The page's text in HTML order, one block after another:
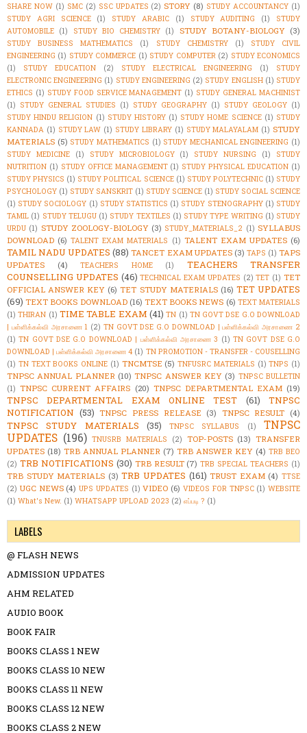
SHARE NOW (1) SMC (2) SSC UPDATES (2) STORY (8) STUDY ACCOUNTANCY (1)
STUDY AGRI SCIENCE
(1) STUDY ARABIC (1) STUDY AUDITING (1)
STUDY
AUTOMOBILE (1) STUDY BIO CHEMISTRY (1) STUDY BOTANY-BIOLOGY (3)
STUDY BUSINESS MATHEMATICS (1) STUDY CHEMISTRY (1)
STUDY CIVIL
ENGINEERING (1) STUDY COMMERCE (1) STUDY COMPUTER (2) STUDY ECONOMICS
(1)
STUDY EDUCATION (2) STUDY ELECTRICAL ENGINEERING (1)
STUDY
ELECTRONIC ENGINEERING (1) STUDY ENGINEERING (2) STUDY ENGLISH (1) STUDY
ETHICS (1) STUDY FOOD SERVICE MANAGEMENT (1) STUDY GENERAL MACHINIST
(1) STUDY GENERAL STUDIES (1) STUDY GEOGRAPHY (1) STUDY GEOLOGY (1)
STUDY HINDU RELIGION (1) STUDY HISTORY (1) STUDY HOME SCIENCE (1) STUDY
KANNADA (1) STUDY LAW (1) STUDY LIBRARY (1) STUDY MALAYALAM (1) STUDY
MATERIALS (5) STUDY MATHEMATICS (1) STUDY MECHANICAL ENGINEERING (1)
STUDY MEDICINE
(1) STUDY MICROBIOLOGY (1) STUDY NURSING (1)
STUDY
NUTRITION (1) STUDY OFFICE MANAGEMENT (1) STUDY PHYSICAL EDUCATION (1)
STUDY PHYSICS (1) STUDY POLITICAL SCIENCE (1) STUDY POLYTECHNIC (1) STUDY
PSYCHOLOGY (1) STUDY SANSKRIT (1) STUDY SCIENCE (1) STUDY SOCIAL SCIENCE
(1) STUDY SOCIOLOGY (1) STUDY STATISTICS (1) STUDY STENOGRAPHY (1) STUDY
TAMIL (1) STUDY TELUGU (1) STUDY TEXTILES (1) STUDY TYPE WRITING (1) STUDY
URDU (1) STUDY ZOOLOGY-BIOLOGY (3) STUDY_MATERIALS_2 (1) SYLLABUS
DOWNLOAD (6) TALENT EXAM MATERIALS (1) TALENT EXAM UPDATES (6)
TAMIL NADU UPDATES (88) TANCET EXAM UPDATES (3) TAPS (1) TAPS
UPDATES
(4) TEACHERS HOME (1)
TEACHERS TRANSFER
COUNSELLING UPDATES (46) TECHNICAL EXAM UPDATES (2) TET (1) TET
OFFICIAL ANSWER KEY (6) TET STUDY MATERIALS (16) TET UPDATES
(69) TEXT BOOKS DOWNLOAD (16) TEXT BOOKS NEWS (6) TEXT MATERIALS
(1) THIRAN (1) TIME TABLE EXAM (41) TN (1) TN GOVT DSE G.O DOWNLOAD
| பள்ளிக்கல்வி அரசாணை 1 (2) TN GOVT DSE G.O DOWNLOAD | பள்ளிக்கல்வி அரசாணை 2
(1) TN GOVT DSE G.O DOWNLOAD | பள்ளிக்கல்வி அரசாணை 3 (1) TN GOVT DSE G.O
DOWNLOAD | பள்ளிக்கல்வி அரசாணை 4 (1) TN PROMOTION - TRANSFER - COUSELLING
(1) TN TEXT BOOKS ONLINE (1) TNCMTSE (5) TNFUSRC MATERIALS (1) TNPS (1)
TNPSC ANNUAL PLANNER (10) TNPSC ANSWER KEY (3) TNPSC BULLETIN
(1) TNPSC CURRENT AFFAIRS (20) TNPSC DEPARTMENTAL EXAM (19)
TNPSC DEPARTMENTAL EXAM ONLINE TEST (61)
TNPSC
NOTIFICATION (53) TNPSC PRESS RELEASE (3) TNPSC RESULT (4)
TNPSC STUDY MATERIALS (35) TNPSC SYLLABUS (1)
TNPSC
UPDATES (196) TNUSRB MATERIALS (2) TOP-POSTS (13) TRANSFER
UPDATES (18) TRB ANNUAL PLANNER (7) TRB ANSWER KEY (4) TRB BEO
(2) TRB NOTIFICATIONS (30) TRB RESULT (7) TRB SPECIAL TEACHERS (1)
TRB STUDY MATERIALS (3) TRB UPDATES (161) TRUST EXAM (4) TTSE
(2) UGC NEWS (4) UPS UPDATES (1) VIDEO (6) VIDEOS FOR TNPSC (1) WEBSITE
(1) What's New. (1) WHATSAPP UPLOAD 2023 (2) எப்படி ? (1)
LABELS
@ FLASH NEWS
ADMISSION UPDATES
AHM RELATED
AUDIO BOOK
BOOK FAIR
BOOKS CLASS 1 NEW
BOOKS CLASS 10 NEW
BOOKS CLASS 11 NEW
BOOKS CLASS 12 NEW
BOOKS CLASS 2 NEW